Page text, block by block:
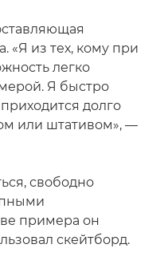
«Я из тех, кому при
легко
Я быстро
долго
или штативом», —
свободно
примера он
скейтборд.